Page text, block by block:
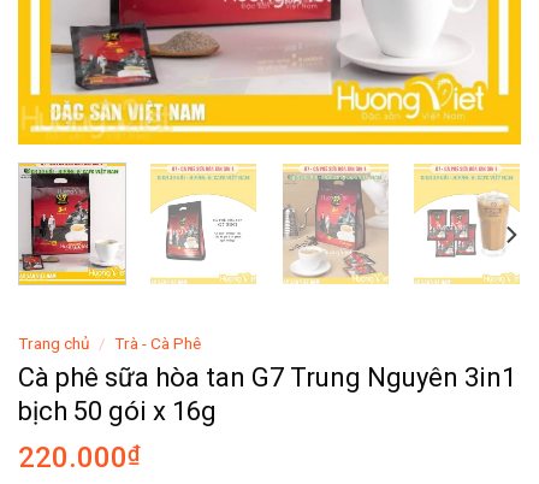
Trang chủ / Trà - Cà Phê
Cà phê sữa hòa tan G7 Trung Nguyên 3in1
bịch 50 gói x 16g
220.000₫